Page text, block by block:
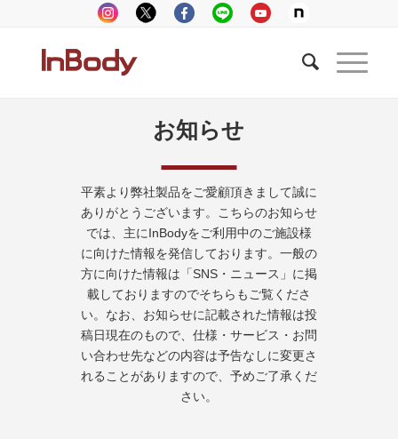
お知らせ
平素より弊社製品をご愛顧頂きまして誠に
ありがとうございます。こちらのお知らせ
では、主にInBodyをご利用中のご施設様
に向けた情報を発信しております。一般の
方に向けた情報は「SNS・ニュース」に掲
載しておりますのでそちらもご覧くださ
い。なお、お知らせに記載された情報は投
稿日現在のもので、仕様・サービス・お問
い合わせ先などの内容は予告なしに変更さ
れることがありますので、予めご了承くだ
さい。